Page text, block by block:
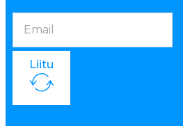
Liitu